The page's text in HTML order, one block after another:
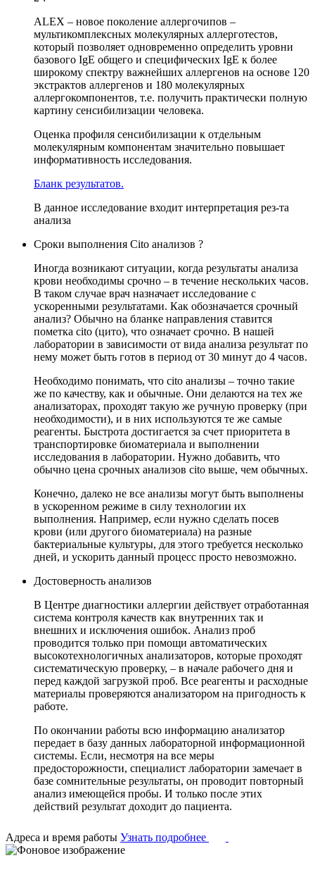
ALEX – новое поколение аллергочипов –
мультикомплексных молекулярных аллерготестов,
который позволяет одновременно определить уровни
базового IgE общего и специфических IgE к более
широкому спектру важнейших аллергенов на основе 120
экстрактов аллергенов и 180 молекулярных
аллергокомпонентов, т.е. получить практически полную
картину сенсибилизации человека.
Оценка профиля сенсибилизации к отдельным
молекулярным компонентам значительно повышает
информативность исследования.
Бланк результатов.
В данное исследование входит интерпретация рез-та
анализа
Сроки выполнения Cito анализов ?
Иногда возникают ситуации, когда результаты анализа
крови необходимы срочно – в течение нескольких часов.
В таком случае врач назначает исследование с
ускоренными результатами. Как обозначается срочный
анализ? Обычно на бланке направления ставится
пометка cito (цито), что означает срочно. В нашей
лаборатории в зависимости от вида анализа результат по
нему может быть готов в период от 30 минут до 4 часов.
Необходимо понимать, что cito анализы – точно такие
же по качеству, как и обычные. Они делаются на тех же
анализаторах, проходят такую же ручную проверку (при
необходимости), и в них используются те же самые
реагенты. Быстрота достигается за счет приоритета в
транспортировке биоматериала и выполнении
исследования в лаборатории. Нужно добавить, что
обычно цена срочных анализов cito выше, чем обычных.
Конечно, далеко не все анализы могут быть выполнены
в ускоренном режиме в силу технологии их
выполнения. Например, если нужно сделать посев
крови (или другого биоматериала) на разные
бактериальные культуры, для этого требуется несколько
дней, и ускорить данный процесс просто невозможно.
Достоверность анализов
В Центре диагностики аллергии действует отработанная
система контроля качеств как внутренних так и
внешних и исключения ошибок. Анализ проб
проводится только при помощи автоматических
высокотехнологичных анализаторов, которые проходят
систематическую проверку, – в начале рабочего дня и
перед каждой загрузкой проб. Все реагенты и расходные
материалы проверяются анализатором на пригодность к
работе.
По окончании работы всю информацию анализатор
передает в базу данных лабораторной информационной
системы. Если, несмотря на все меры
предосторожности, специалист лаборатории замечает в
базе сомнительные результаты, он проводит повторный
анализ имеющейся пробы. И только после этих
действий результат доходит до пациента.
Адреса и время работы Узнать подробнее